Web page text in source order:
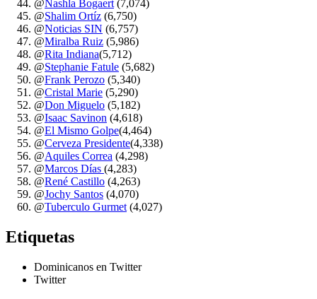
@Nashla Bogaert (7,074)
@Shalim Ortíz (6,750)
@Noticias SIN (6,757)
@Miralba Ruiz (5,986)
@Rita Indiana(5,712)
@Stephanie Fatule (5,682)
@Frank Perozo (5,340)
@Cristal Marie (5,290)
@Don Miguelo (5,182)
@Isaac Savinon (4,618)
@El Mismo Golpe(4,464)
@Cerveza Presidente(4,338)
@Aquiles Correa (4,298)
@Marcos Días (4,283)
@René Castillo (4,263)
@Jochy Santos (4,070)
@Tuberculo Gurmet (4,027)
Etiquetas
Dominicanos en Twitter
Twitter